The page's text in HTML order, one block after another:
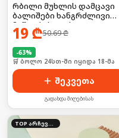
რბილი მუხლის დამცავი
ბალიშები ხანგრძლივი
მუშაობისთვის
19 ₾50.69₾
-63%
🛒 ბოლო 24სთ-ში იყიდა 18-მა
შეკვეთა
გადახდა მიღებისას
TOP არჩევანი